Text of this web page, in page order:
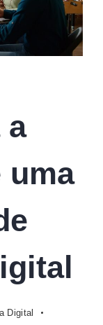
a
uma
Digital